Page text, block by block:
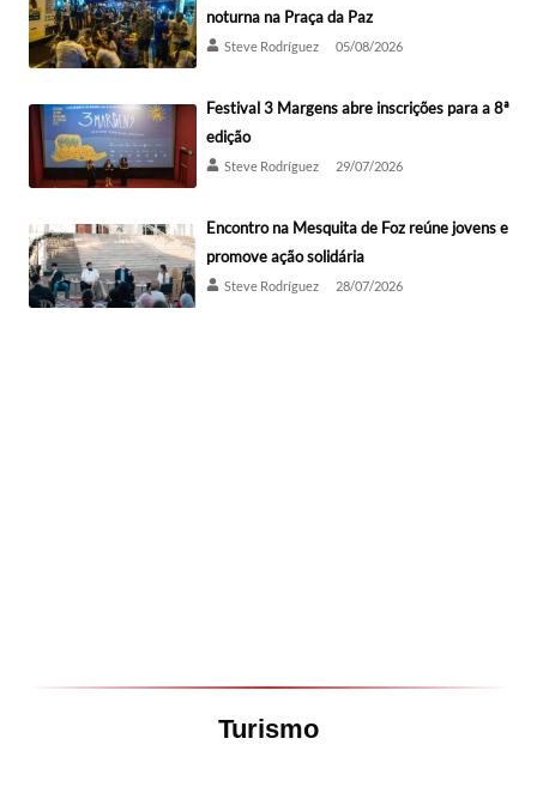
noturna na Praça da Paz
Steve Rodríguez 05/08/2026
Festival 3 Margens abre inscrições para a 8ª
edição
Steve Rodríguez 29/07/2026
Encontro na Mesquita de Foz reúne jovens e
promove ação solidária
Steve Rodríguez 28/07/2026
Turismo